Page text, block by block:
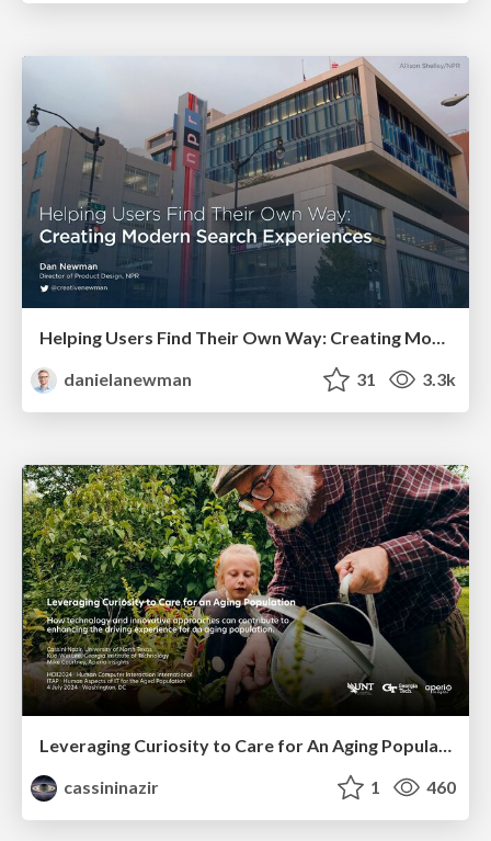
danielanewman
31 3.3k
Leveraging Curiosity to Care for An Aging Population
cassininazir
1 460